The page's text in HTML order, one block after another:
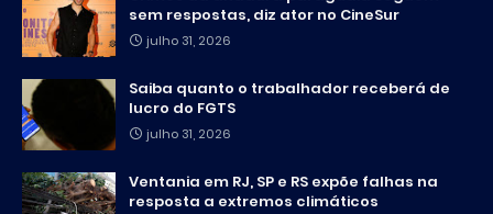
sem respostas, diz ator no CineSur
julho 31, 2026
Saiba quanto o trabalhador receberá de
lucro do FGTS
julho 31, 2026
Ventania em RJ, SP e RS expõe falhas na
resposta a extremos climáticos